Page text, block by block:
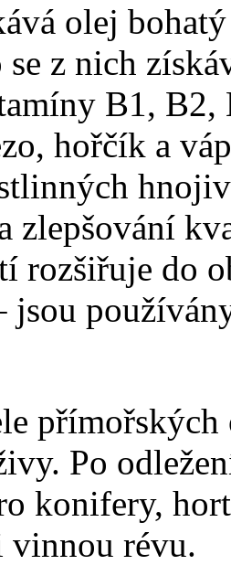
olej
z nich
B1,
hořčík a
zlepšování
rozšiřuje do
jsou
Po
konifery,
vinnou révu.